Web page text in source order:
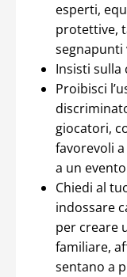
esperti,
protettive,
segnapunti
Insisti sulla
Proibisci
giocatori,
favorevoli
a un
Chiedi al
indossare
per creare
familiare,
sentano a